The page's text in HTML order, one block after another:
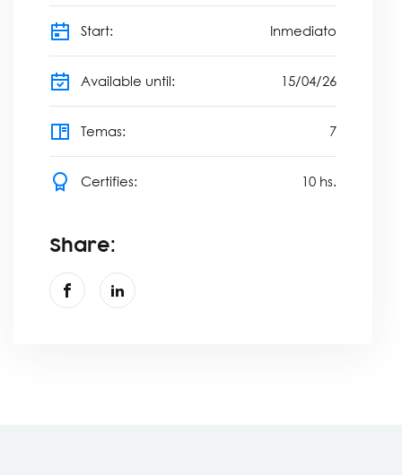
Start: Inmediato
Available until: 15/04/26
Temas: 7
Certifies: 10 hs.
Share: